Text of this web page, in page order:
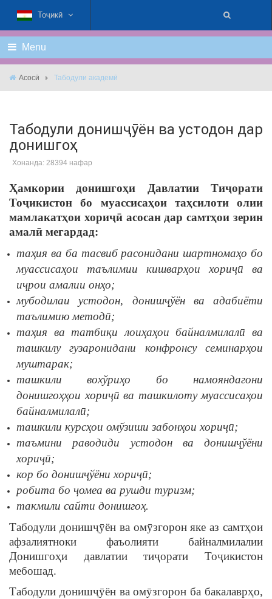
Тоҷикӣ
Menu
Асосӣ Табодули академӣ
Табодули донишҷȳён ва устодон дар
донишгоҳ
Хонанда: 28394 нафар
Ҳамкории донишгоҳи Давлатии
Тиҷорати
Тоҷикистон
бо муассисаҳои таҳсилоти
олии
мамлакатҳои хориҷӣ асосан дар самтҳои зерин
амалӣ мегардад:
таҳия ва ба тасвиб расонидани шартномаҳо бо
муассисаҳои
таълимии кишварҳои хориҷӣ
ва
иҷрои амалии онҳо;
мубодилаи
устодон, донишҷўён ва
адабиёти
таълимию методӣ;
таҳия ва татбиқи лоиҳаҳои байналмилалӣ ва
ташкилу
гузаронидани конфронсу
семинарҳои
муштарак;
ташкили
вохўриҳо бо
намояндагони
донишгоҳҳои хориҷӣ ва ташкилоту муассисаҳои
байналмилалӣ;
ташкили курсҳои омўзиши забонҳои хориҷӣ;
таъмини раводиди устодон ва донишҷўёни
хориҷӣ;
кор бо донишҷўёни хориҷӣ;
робита бо ҷомеа ва рушди туризм;
такмили сайти донишгоҳ.
Табодули донишҷȳён ва омӯзгорон яке аз самтҳои
афзалиятноки фаъолияти байналмилалии
Донишгоҳи давлатии тиҷорати Тоҷикистон
мебошад.
Табодули донишҷȳён ва омӯзгорон ба бакалаврҳо,